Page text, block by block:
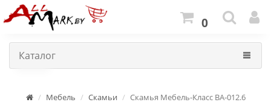
0
Каталог
Мебель Скамьи Скамья Мебель-Класс ВА-012.6